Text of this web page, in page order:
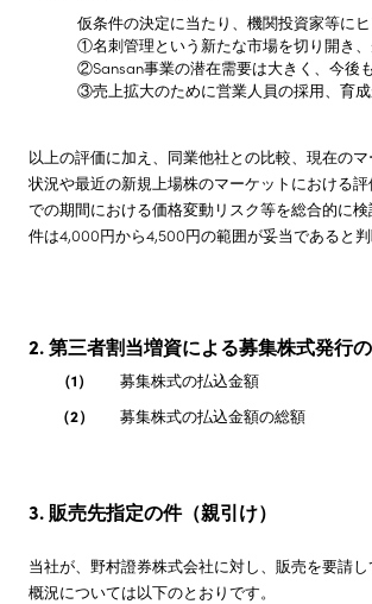
仮条件の決定に当たり、機関投資家等に
①名刺管理という新たな市場を切り開き
②Sansan事業の潜在需要は大きく、今後
③売上拡大のために営業人員の採用、育
以上の評価に加え、同業他社との比較、現在の
状況や最近の新規上場株のマーケットにおける
での期間における価格変動リスク等を総合的に
件は4,000円から4,500円の範囲が妥当であると判
2. 第三者割当増資による募集株式発行
（1）
募集株式の払込金額
（2）
募集株式の払込金額の総額
3. 販売先指定の件（親引け）
当社が、野村證券株式会社に対し、販売を要請
概況については以下のとおりです。